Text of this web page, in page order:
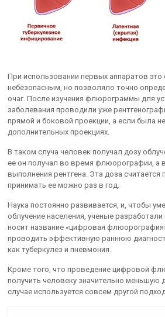
При использовании первых аппаратов
небезопасным, но позволяло точно
очаг. После изучения флюрограммы для
заболевания проводили уже
прямой и боковой проекции, а если была
дополнительных проекциях.
В таком случа человек получал дозу
ее он получал во время флюорографии, а
выполнения рентгена. Эта доза считается
принимать ее можно раз в год.
Наука постоянно развивается, и, чтобы
облучение населения, ученые
носит название «цифровая
проводить эффективную раннюю
как туберкулез и пневмония.
Кроме того, что проведение цифровой
получить человеку значительно меньшую
случае используется совсем другой подход.